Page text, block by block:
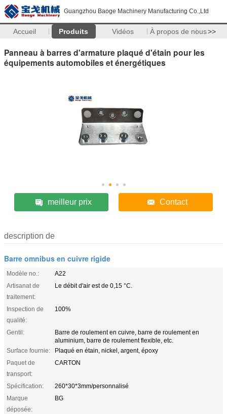
Guangzhou Baoge Machinery Manufacturing Co.,Ltd
Accueil Produits Vidéos À propos de nous>>
Panneau à barres d'armature plaqué d'étain pour les
équipements automobiles et énergétiques
meilleur prix Contact
description de
Barre omnibus en cuivre rigide
Modèle no.:
A22
Artisanat de
traitement:
Le débit d'air est de 0,15 °C.
Inspection de
qualité:
100%
Gentil:
Barre de roulement en cuivre, barre de roulement en
aluminium, barre de roulement flexible, etc.
Surface fournie:
Plaqué en étain, nickel, argent, époxy
Paquet de
transport:
CARTON
Spécification:
260*30*3mm/personnalisé
Marque
déposée:
BG